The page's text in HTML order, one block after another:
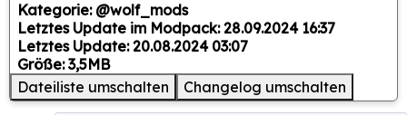
Kategorie: @wolf_mods
Letztes Update im Modpack: 28.09.2024 16:37
Letztes Update: 20.08.2024 03:07
Größe: 3,5MB
Dateiliste umschalten
Changelog umschalten